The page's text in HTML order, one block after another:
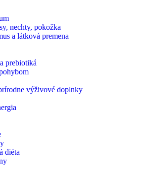
nechty, pokožka
a látková premena
prebiotiká
výživové doplnky
diéta